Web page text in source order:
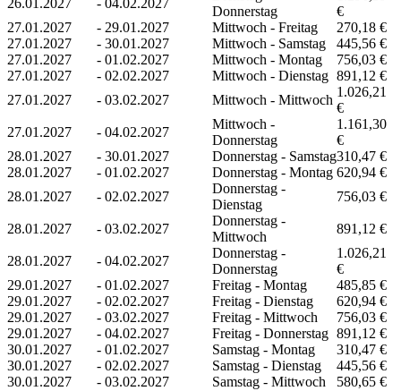
Donnerstag
€
27.01.2027
- 29.01.2027 Mittwoch - Freitag
270,18 €
27.01.2027
- 30.01.2027 Mittwoch - Samstag
445,56 €
27.01.2027
- 01.02.2027 Mittwoch - Montag
756,03 €
27.01.2027
- 02.02.2027 Mittwoch - Dienstag 891,12 €
27.01.2027
- 03.02.2027 Mittwoch - Mittwoch
1.026,21
€
27.01.2027
- 04.02.2027
Mittwoch -
Donnerstag
1.161,30
€
28.01.2027
- 30.01.2027 Donnerstag - Samstag310,47 €
28.01.2027
- 01.02.2027 Donnerstag - Montag 620,94 €
28.01.2027
- 02.02.2027
Donnerstag -
Dienstag
756,03 €
28.01.2027 - 03.02.2027
Donnerstag -
Mittwoch
891,12 €
28.01.2027 - 04.02.2027
Donnerstag -
Donnerstag
1.026,21
€
29.01.2027
- 01.02.2027 Freitag - Montag
485,85 €
29.01.2027
- 02.02.2027 Freitag - Dienstag
620,94 €
29.01.2027
- 03.02.2027 Freitag - Mittwoch
756,03 €
29.01.2027
- 04.02.2027 Freitag - Donnerstag 891,12 €
30.01.2027
- 01.02.2027 Samstag - Montag
310,47 €
30.01.2027
- 02.02.2027 Samstag - Dienstag
445,56 €
30.01.2027
- 03.02.2027 Samstag - Mittwoch
580,65 €